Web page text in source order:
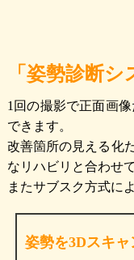
「姿勢診断
1回の撮影で正面画
できます。
改善箇所の見える化
なリハビリと合わせ
またサブスク方式に
姿勢を3Dスキャ